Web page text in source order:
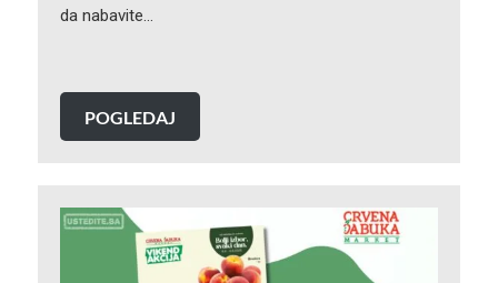
da nabavite…
POGLEDAJ